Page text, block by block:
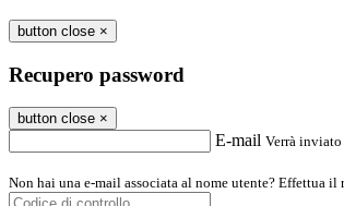
button close ×
Recupero password
button close ×
E-mail Verrà
Non hai una e-mail associata al nome utente? Effettua il